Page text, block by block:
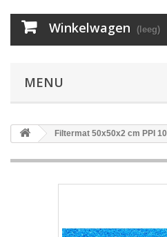
Winkelwagen (leeg)
MENU
Filtermat 50x50x2 cm PPI 10